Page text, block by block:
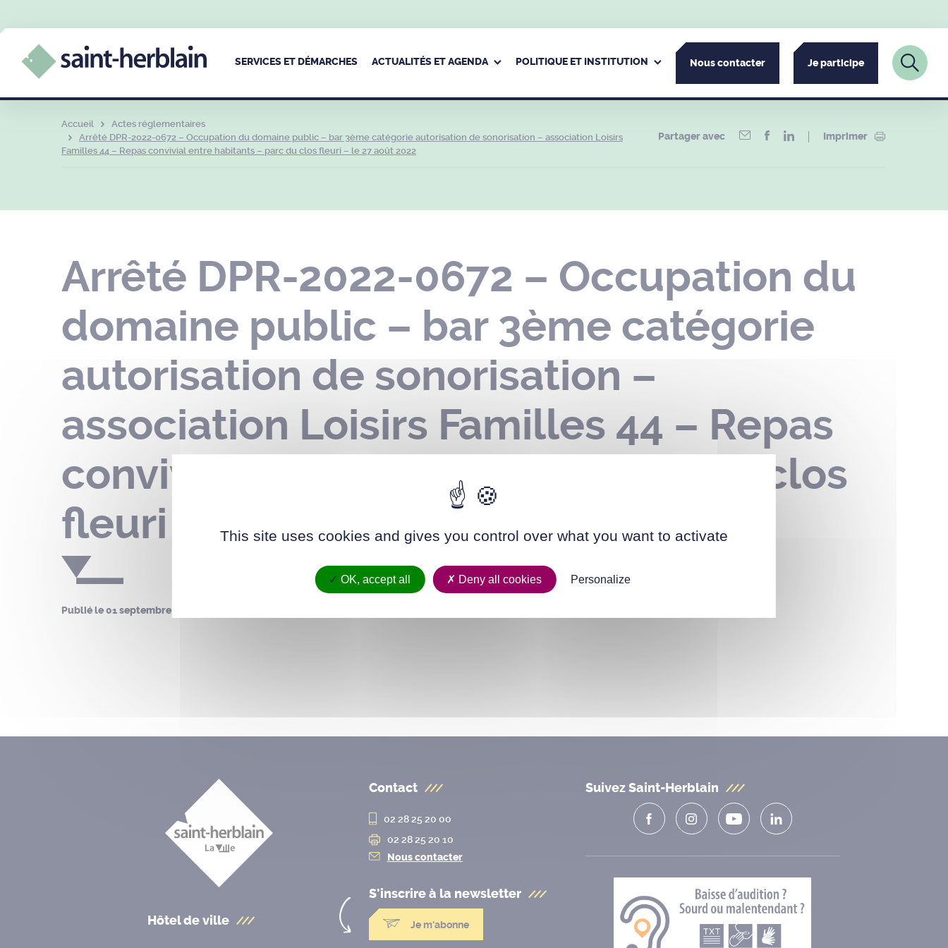
SERVICES ET DÉMARCHES ACTUALITÉS ET AGENDA POLITIQUE ET INSTITUTION Nous contacter Je participe
Accueil
Actes réglementaires
Arrêté DPR-2022-0672 – Occupation du domaine public – bar 3ème catégorie autorisation de sonorisation – association Loisirs
Familles 44 – Repas convivial entre habitants – parc du clos fleuri – le 27 août 2022
Partager avec Imprimer
Arrêté DPR-2022-0672 – Occupation du
domaine public – bar 3ème catégorie
autorisation de sonorisation –
association Loisirs Familles 44 – Repas
convivial entre habitants – parc du clos
fleuri – le 27 août 2022
Publié le01 septembre 2022
Hôtel de ville
Contact
02 28 25 20 00
02 28 25 20 10
Nous contacter
S'inscrire à la newsletter
Je m'abonne
Suivez Saint-Herblain
This site uses cookies and gives you control over what you want to activate
OK, accept all Deny all cookies Personalize